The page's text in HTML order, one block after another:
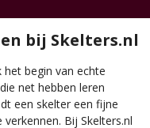
bij Skelters.nl
begin van echte
net hebben leren
een skelter een fijne
Bij Skelters.nl